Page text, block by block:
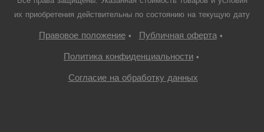
их приобретения действительны по состоянию на текущую дату
Правовое положение• Публичная оферта•
Политика конфиденциальности •
Согласие на обработку данных